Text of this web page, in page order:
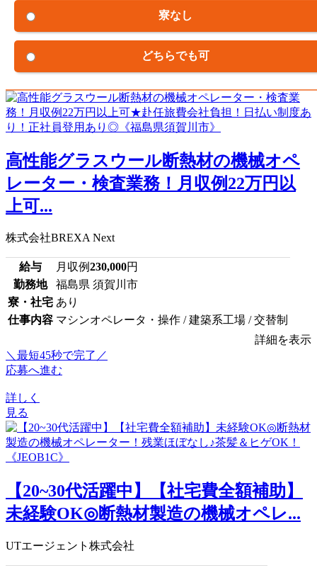
寮なし
どちらでも可
高性能グラスウール断熱材の機械オペ
レーター・検査業務！月収例22万円以
上可...
株式会社BREXA Next
給与 月収例230,000円
勤務地
福島県 須賀川市
寮・社宅 あり
仕事内容 マシンオペレータ・操作 / 建築系工場 / 交替制
詳細を表示
＼最短45秒で完了／
応募へ進む
詳しく
見る
【20~30代活躍中】【社宅費全額補助】
未経験OK◎断熱材製造の機械オペレ...
UTエージェント株式会社